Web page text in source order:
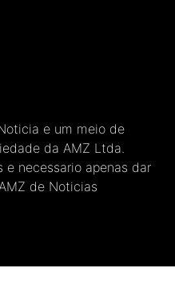
e um meio de
da AMZ Ltda.
e necessario apenas dar
de Noticias